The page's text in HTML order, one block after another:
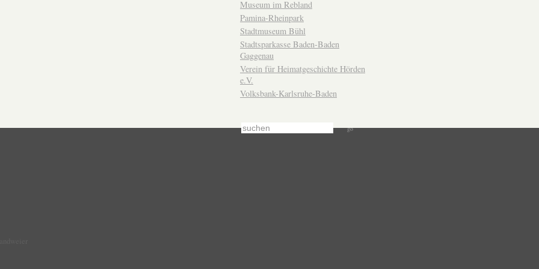
Museum im Rebland
Pamina-Rheinpark
Stadtmuseum Bühl
Stadtsparkasse Baden-Baden
Gaggenau
Verein für Heimatgeschichte Hörden
e.V.
Volksbank-Karlsruhe-Baden